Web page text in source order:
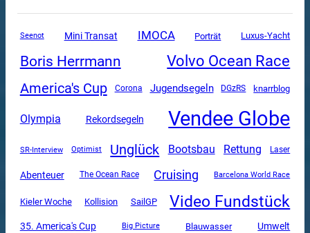
Seenot Mini Transat IMOCA Porträt Luxus-Yacht
Boris Herrmann Volvo Ocean Race
America's Cup Corona Jugendsegeln DGzRS knarrblog
Olympia Rekordsegeln Vendee Globe
SR-Interview Optimist Unglück Bootsbau Rettung Laser
Abenteuer The Ocean Race Cruising Barcelona World Race
Kieler Woche Kollision SailGP Video Fundstück
35. America's Cup Big Picture Blauwasser Umwelt